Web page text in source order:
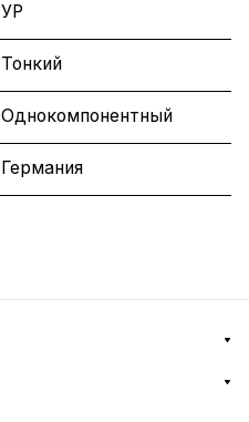
УР
Тонкий
Однокомпонентный
Германия